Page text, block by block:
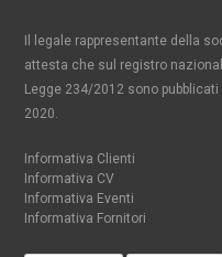
Il legale rappresentante della
attesta che sul registro
Legge 234/2012 sono
2020.
Informativa Clienti
Informativa CV
Informativa Eventi
Informativa Fornitori